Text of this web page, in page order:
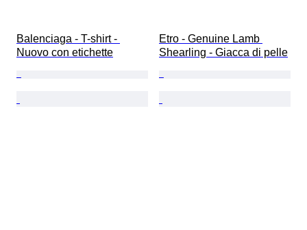
Balenciaga - T-shirt -
Nuovo con etichette
Etro - Genuine Lamb
Shearling - Giacca di pelle